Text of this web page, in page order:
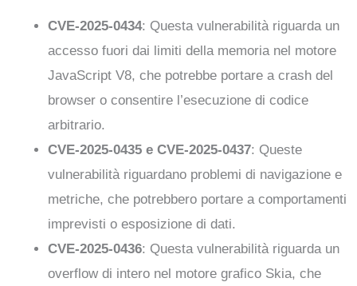
CVE-2025-0434: Questa vulnerabilità riguarda un
accesso fuori dai limiti della memoria nel motore
JavaScript V8, che potrebbe portare a crash del
browser o consentire l’esecuzione di codice
arbitrario.
CVE-2025-0435 e CVE-2025-0437: Queste
vulnerabilità riguardano problemi di navigazione e
metriche, che potrebbero portare a comportamenti
imprevisti o esposizione di dati.
CVE-2025-0436: Questa vulnerabilità riguarda un
overflow di intero nel motore grafico Skia, che